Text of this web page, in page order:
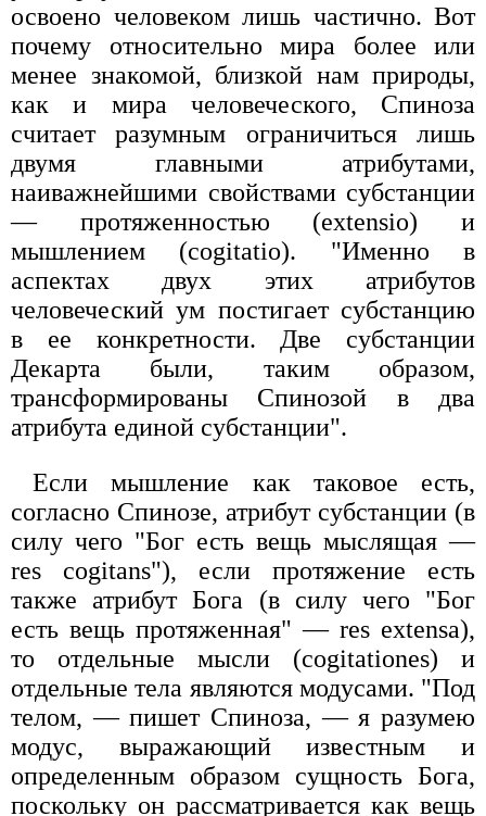
освоено человеком лишь частично. Вот
почему относительно мира более или
менее знакомой, близкой нам природы,
как и мира человеческого, Спиноза
считает разумным ограничиться лишь
двумя главными атрибутами,
наиважнейшими свойствами субстанции
— протяженностью (extensio) и
мышлением (cogitatio). "Именно в
аспектах двух этих атрибутов
человеческий ум постигает субстанцию
в ее конкретности. Две субстанции
Декарта были, таким образом,
трансформированы Спинозой в два
атрибута единой субстанции".
Если мышление как таковое есть,
согласно Спинозе, атрибут субстанции (в
силу чего "Бог есть вещь мыслящая —
res cogitans"), если протяжение есть
также атрибут Бога (в силу чего "Бог
есть вещь протяженная" — res extensa),
то отдельные мысли (cogitationes) и
отдельные тела являются модусами. "Под
телом, — пишет Спиноза, — я разумею
модус, выражающий известным и
определенным образом сущность Бога,
поскольку он рассматривается как вещь